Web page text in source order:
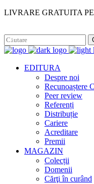
LIVRARE GRATUITA
EDITURA
Despre noi
Recunoaștere
Peer review
Referenți
Distribuție
Cariere
Acreditare
Premii
MAGAZIN
Colecții
Domenii
Cărţi în curând